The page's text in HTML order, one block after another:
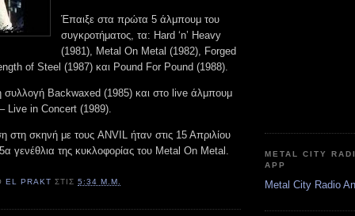
Έπαιξε στα πρώτα 5 άλμπουμ του
συγκροτήματος, τα: Hard ‘n’ Heavy
(1981), Metal On Metal (1982), Forged
of Steel (1987) και Pound For Pound (1988).
συλλογή Backwaxed (1985) και στο live άλμπουμ
Live in Concert (1989).
στη σκηνή με τους ANVIL ήταν στις 15 Απριλίου
γενέθλια της κυκλοφορίας του Metal On Metal.
EL PRAKT ΣΤΙΣ5:34 Μ.Μ.
METAL CITY
APP
Metal City Radio